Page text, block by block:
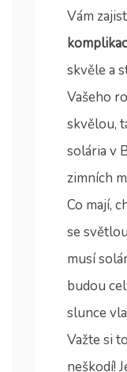
Vám
skvěle a
Vašeho
skvělou,
solária v
zimních
Co mají,
se
musí
budou
slunce
Važte si
neškodí!